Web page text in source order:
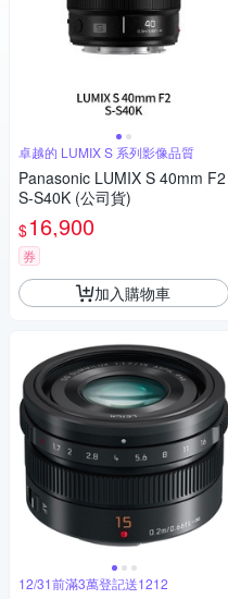
卓越的 LUMIX S 系列影像品質
Panasonic LUMIX S 40mm F2
S-S40K (公司貨)
$16,900
券
加入購物車
12/31前滿3萬登記送1212